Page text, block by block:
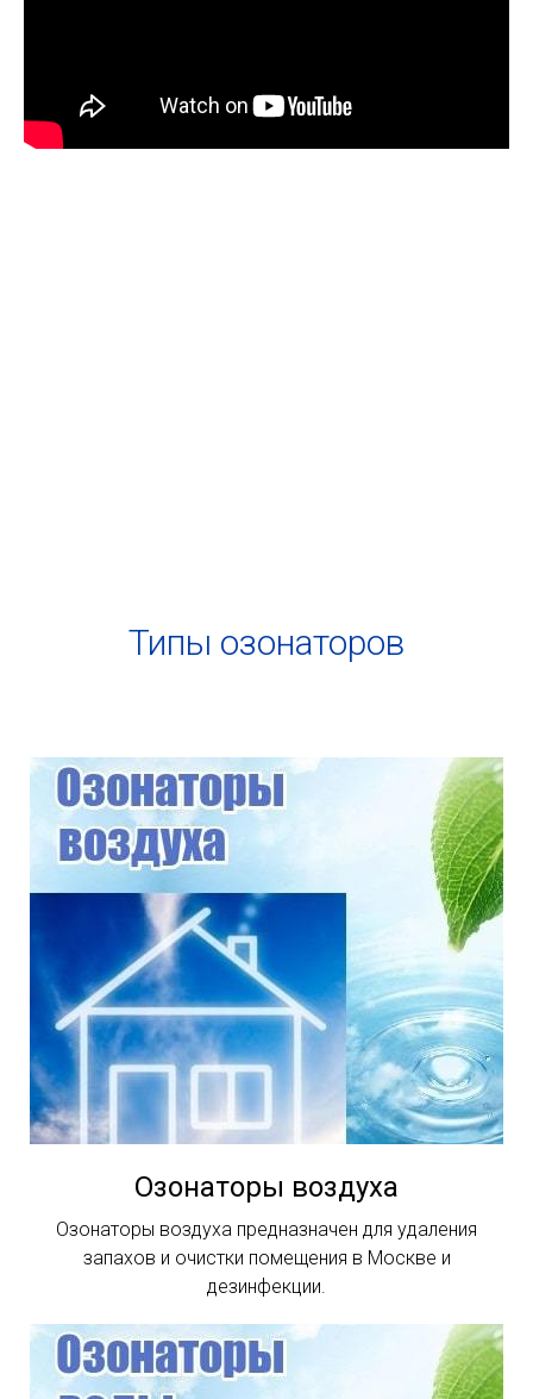
Типы озонаторов
Озонаторы воздуха
Озонаторы воздуха предназначен для удаления
запахов и очистки помещения в Москве и
дезинфекции.